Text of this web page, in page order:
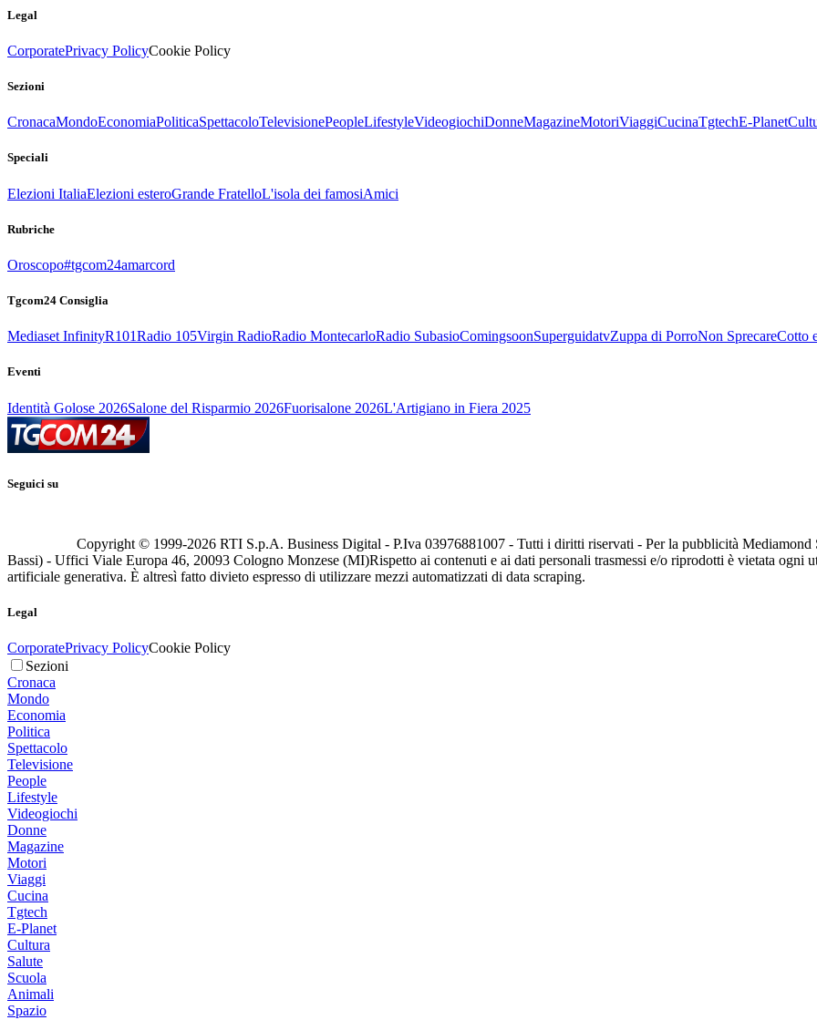
Legal
CorporatePrivacy PolicyCookie Policy
Sezioni
CronacaMondoEconomiaPoliticaSpettacoloTelevisionePeopleLifestyleVideogiochiDonneMagazineMotoriViaggiCucinaTgtechE-Planet
Speciali
Elezioni ItaliaElezioni esteroGrande FratelloL'isola dei famosiAmici
Rubriche
Oroscopo#tgcom24amarcord
Tgcom24 Consiglia
Mediaset InfinityR101Radio 105Virgin RadioRadio MontecarloRadio SubasioComingsoonSuperguidatvZuppa di PorroNon SprecareCotto
Eventi
Identità Golose 2026Salone del Risparmio 2026Fuorisalone 2026L'Artigiano in Fiera 2025
Seguici su
Copyright © 1999-2026 RTI S.p.A. Business Digital - P.Iva 03976881007 - Tutti i diritti riservati - Per la pubblicità
Bassi) - Uffici Viale Europa 46, 20093 Cologno Monzese (MI)Rispetto ai contenuti e ai dati personali trasmessi e/o riprodotti è vietata ogni
artificiale generativa. È altresì fatto divieto espresso di utilizzare mezzi automatizzati di data scraping.
Legal
CorporatePrivacy PolicyCookie Policy
Sezioni
Cronaca
Mondo
Economia
Politica
Spettacolo
Televisione
People
Lifestyle
Videogiochi
Donne
Magazine
Motori
Viaggi
Cucina
Tgtech
E-Planet
Cultura
Salute
Scuola
Animali
Spazio